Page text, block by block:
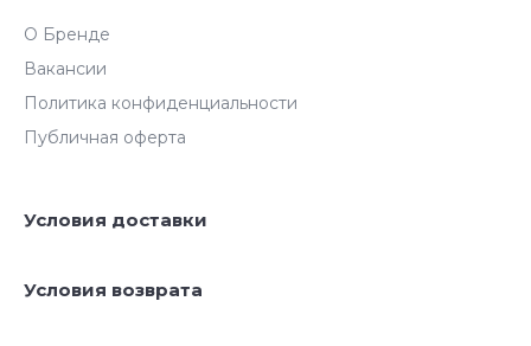
О Бренде
Вакансии
Политика конфиденциальности
Публичная оферта
Условия доставки
Условия возврата